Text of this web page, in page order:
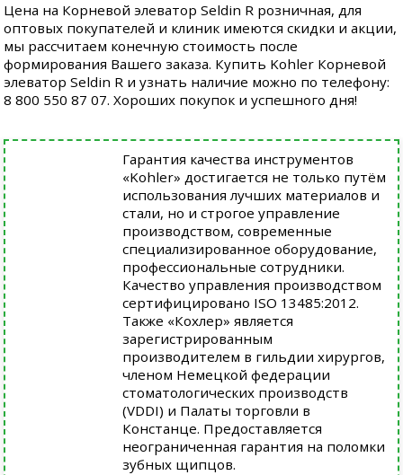
Цена на Корневой элеватор Seldin R розничная, для
оптовых покупателей и клиник имеются скидки и акции,
мы рассчитаем конечную стоимость после
формирования Вашего заказа. Купить Kohler Корневой
элеватор Seldin R и узнать наличие можно по телефону:
8 800 550 87 07. Хороших покупок и успешного дня!
Гарантия качества инструментов
«Kohler» достигается не только путём
использования лучших материалов и
стали, но и строгое управление
производством, современные
специализированное оборудование,
профессиональные сотрудники.
Качество управления производством
сертифицировано ISO 13485:2012.
Также «Кохлер» является
зарегистрированным
производителем в гильдии хирургов,
членом Немецкой федерации
стоматологических производств
(VDDI) и Палаты торговли в
Констанце. Предоставляется
неограниченная гарантия на поломки
зубных щипцов.